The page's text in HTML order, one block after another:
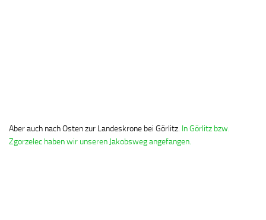
Aber auch nach Osten zur Landeskrone bei Görlitz. In Görlitz bzw.
Zgorzelec haben wir unseren Jakobsweg angefangen.